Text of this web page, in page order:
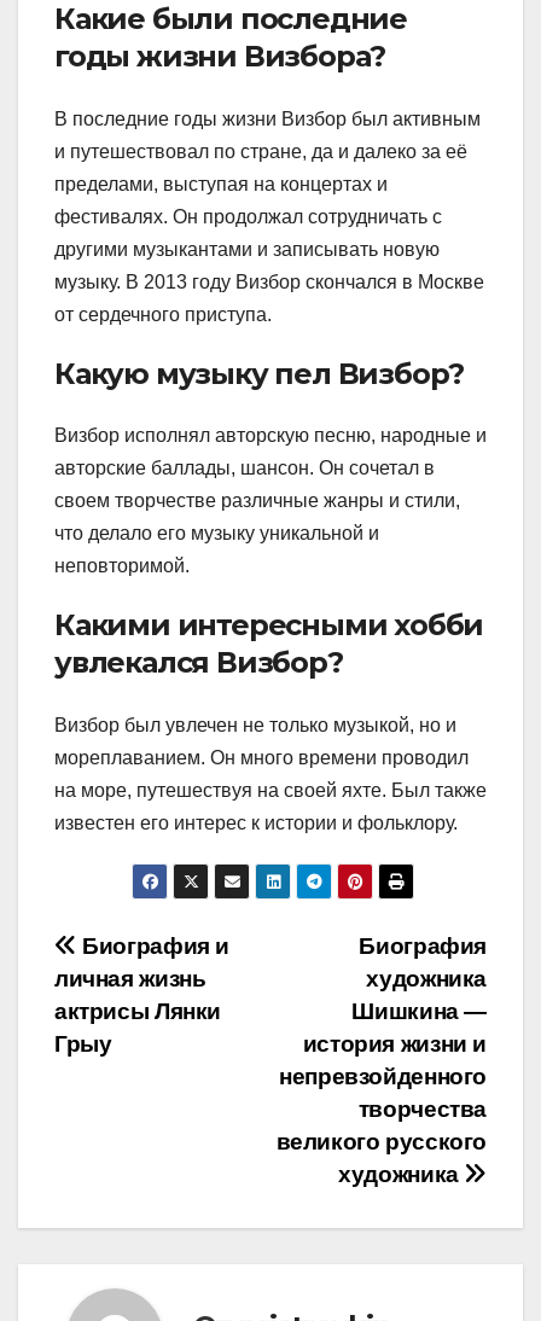
Какие были последние
годы жизни Визбора?
В последние годы жизни Визбор был активным
и путешествовал по стране, да и далеко за её
пределами, выступая на концертах и
фестивалях. Он продолжал сотрудничать с
другими музыкантами и записывать новую
музыку. В 2013 году Визбор скончался в Москве
от сердечного приступа.
Какую музыку пел Визбор?
Визбор исполнял авторскую песню, народные и
авторские баллады, шансон. Он сочетал в
своем творчестве различные жанры и стили,
что делало его музыку уникальной и
неповторимой.
Какими интересными хобби
увлекался Визбор?
Визбор был увлечен не только музыкой, но и
мореплаванием. Он много времени проводил
на море, путешествуя на своей яхте. Был также
известен его интерес к истории и фольклору.
Навигация
по
записям
Биография
художника
Шишкина —
история жизни и
непревзойденного
творчества
великого русского
художника
Биография и
личная жизнь
актрисы Лянки
Грыу